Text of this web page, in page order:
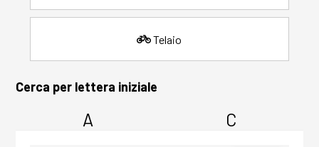
Telaio
Cerca per lettera iniziale
A C